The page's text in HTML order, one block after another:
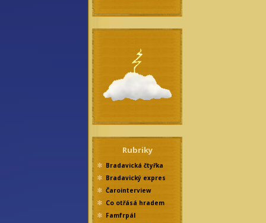
Rubriky
Bradavická čtyřka
Bradavický expres
Čarointerview
Co otřásá hradem
Famfrpál